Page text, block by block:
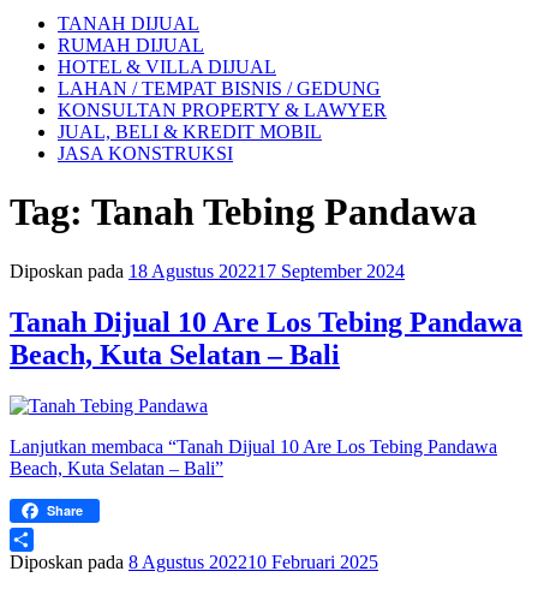
TANAH DIJUAL
RUMAH DIJUAL
HOTEL & VILLA DIJUAL
LAHAN / TEMPAT BISNIS / GEDUNG
KONSULTAN PROPERTY & LAWYER
JUAL, BELI & KREDIT MOBIL
JASA KONSTRUKSI
Tag: Tanah Tebing Pandawa
Diposkan pada 18 Agustus 202217 September 2024
Tanah Dijual 10 Are Los Tebing Pandawa
Beach, Kuta Selatan – Bali
Lanjutkan membaca “Tanah Dijual 10 Are Los Tebing Pandawa
Beach, Kuta Selatan – Bali”
Share
Share
Diposkan pada 8 Agustus 202210 Februari 2025